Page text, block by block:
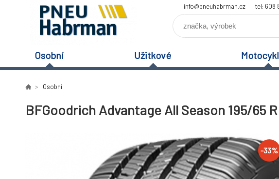
info@pneuhabrman.cz tel: 608
Osobní Užitkové
Osobní
BFGoodrich Advantage All Season 195/65 R
-33%